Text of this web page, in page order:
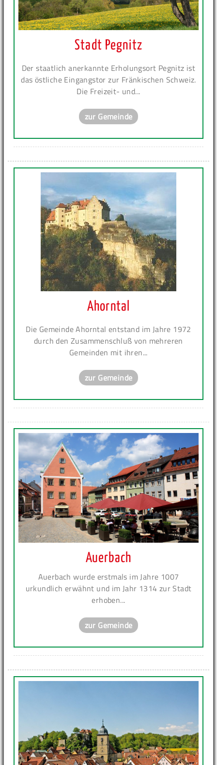
Stadt Pegnitz
Der staatlich anerkannte Erholungsort Pegnitz ist
das östliche Eingangstor zur Fränkischen Schweiz.
Die Freizeit- und...
zur Gemeinde
Ahorntal
Die Gemeinde Ahorntal entstand im Jahre 1972
durch den Zusammenschluß von mehreren
Gemeinden mit ihren...
zur Gemeinde
Auerbach
Auerbach wurde erstmals im Jahre 1007
urkundlich erwähnt und im Jahr 1314 zur Stadt
erhoben...
zur Gemeinde